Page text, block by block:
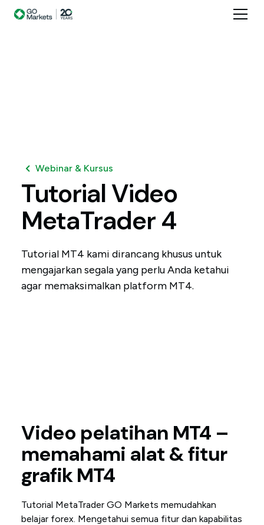
Webinar & Kursus
TutorialVideo
MetaTrader 4
Tutorial MT4 kami dirancang khusus untuk
mengajarkan segala yang perlu Anda ketahui
agar memaksimalkan platform MT4.
Video pelatihan MT4 –
memahami alat & fitur
grafik MT4
Tutorial MetaTrader GO Markets memudahkan
belajar forex. Mengetahui semua fitur dan kapabilitas